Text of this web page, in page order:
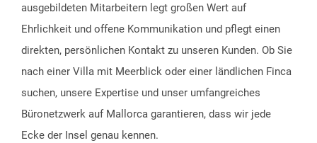
ausgebildeten Mitarbeitern legt großen Wert auf
Ehrlichkeit und offene Kommunikation und pflegt einen
direkten, persönlichen Kontakt zu unseren Kunden. Ob Sie
nach einer Villa mit Meerblick oder einer ländlichen Finca
suchen, unsere Expertise und unser umfangreiches
Büronetzwerk auf Mallorca garantieren, dass wir jede
Ecke der Insel genau kennen.